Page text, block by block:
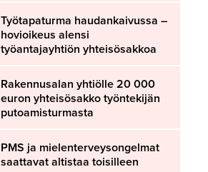
Työtapaturma haudankaivussa –
hovioikeus alensi
työantajayhtiön yhteisösakkoa
Rakennusalan yhtiölle 20 000
euron yhteisösakko työntekijän
putoamisturmasta
PMS ja mielenterveysongelmat
saattavat altistaa toisilleen